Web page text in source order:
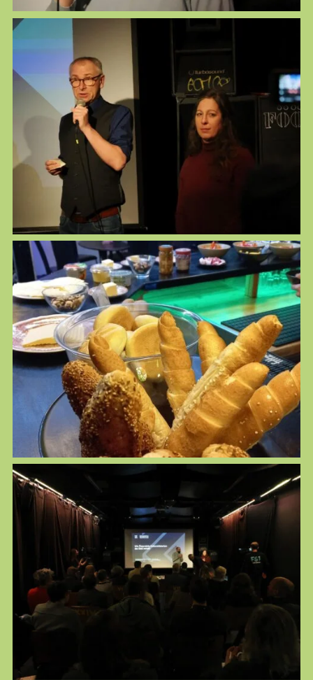
Thomas Diesenreiter
News
Themen
Infothek
About
Mitglieder
Medien
Workshops
KULTplan
Presse
Links
Mitmachen
Suchen
Kontakt
Spenden
Impressum
Datenschutz